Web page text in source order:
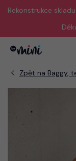
Rekonstrukce